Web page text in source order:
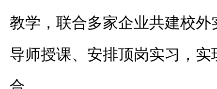
教学，联合多家企业共建校
导师授课、安排顶岗实习，